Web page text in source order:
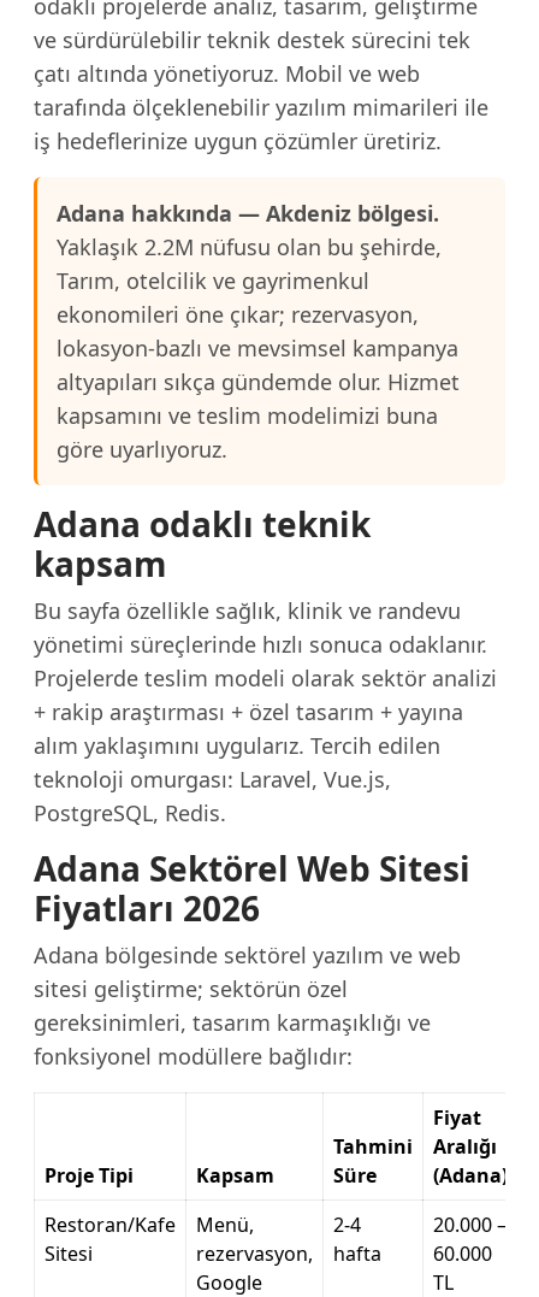
odaklı projelerde analiz, tasarım, geliştirme
ve sürdürülebilir teknik destek sürecini tek
çatı altında yönetiyoruz. Mobil ve web
tarafında ölçeklenebilir yazılım mimarileri ile
iş hedeflerinize uygun çözümler üretiriz.
Adana hakkında — Akdeniz bölgesi.
Yaklaşık 2.2M nüfusu olan bu şehirde,
Tarım, otelcilik ve gayrimenkul
ekonomileri öne çıkar; rezervasyon,
lokasyon-bazlı ve mevsimsel kampanya
altyapıları sıkça gündemde olur. Hizmet
kapsamını ve teslim modelimizi buna
göre uyarlıyoruz.
Adana odaklı teknik
kapsam
Bu sayfa özellikle sağlık, klinik ve randevu
yönetimi süreçlerinde hızlı sonuca odaklanır.
Projelerde teslim modeli olarak sektör analizi
+ rakip araştırması + özel tasarım + yayına
alım yaklaşımını uygularız. Tercih edilen
teknoloji omurgası: Laravel, Vue.js,
PostgreSQL, Redis.
Adana Sektörel Web Sitesi
Fiyatları 2026
Adana bölgesinde sektörel yazılım ve web
sitesi geliştirme; sektörün özel
gereksinimleri, tasarım karmaşıklığı ve
fonksiyonel modüllere bağlıdır:
Proje Tipi Kapsam
Tahmini
Süre
Fiyat
Aralığı
(Adana)
Restoran/Kafe
Sitesi
Menü,
rezervasyon,
Google
2-4
hafta
20.000 –
60.000
TL